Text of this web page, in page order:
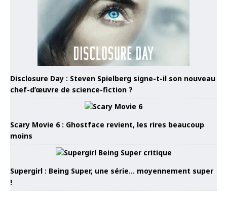
Disclosure Day : Steven Spielberg signe-t-il son nouveau
chef-d’œuvre de science-fiction ?
Scary Movie 6 : Ghostface revient, les rires beaucoup
moins
Supergirl : Being Super, une série… moyennement super
!